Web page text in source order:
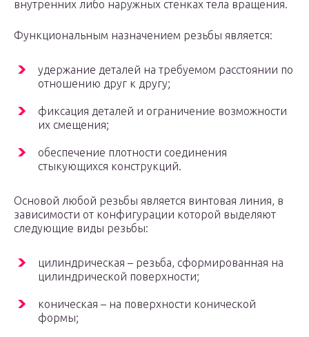
внутренних либо наружных стенках тела вращения.
Функциональным назначением резьбы является:
удержание деталей на требуемом расстоянии по
отношению друг к другу;
фиксация деталей и ограничение возможности
их смещения;
обеспечение плотности соединения
стыкующихся конструкций.
Основой любой резьбы является винтовая линия, в
зависимости от конфигурации которой выделяют
следующие виды резьбы:
цилиндрическая – резьба, сформированная на
цилиндрической поверхности;
коническая – на поверхности конической
формы;